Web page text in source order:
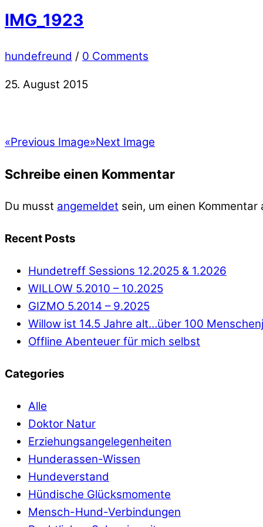
IMG_1923
hundefreund / 0 Comments
25. August 2015
«Previous Image»Next Image
Schreibe einen Kommentar
Du musst angemeldet sein, um einen Kommentar
Recent Posts
Hundetreff Sessions 12.2025 & 1.2026
WILLOW 5.2010 – 10.2025
GIZMO 5.2014 – 9.2025
Willow ist 14.5 Jahre alt…über 100
Offline Abenteuer für mich selbst
Categories
Alle
Doktor Natur
Erziehungsangelegenheiten
Hunderassen-Wissen
Hundeverstand
Hündische Glücksmomente
Mensch-Hund-Verbindungen